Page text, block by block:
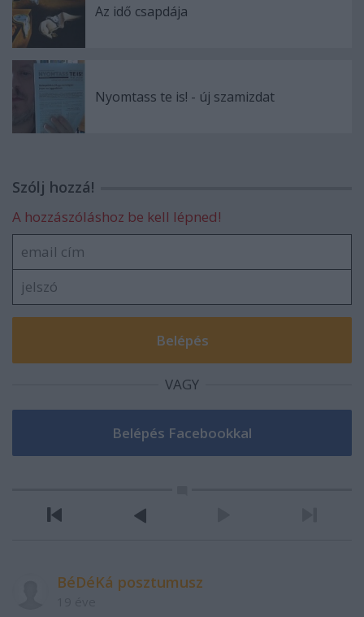
Az idő csapdája
Nyomtass te is! - új szamizdat
Szólj hozzá!
A hozzászóláshoz be kell lépned!
VAGY
BéDéKá posztumusz